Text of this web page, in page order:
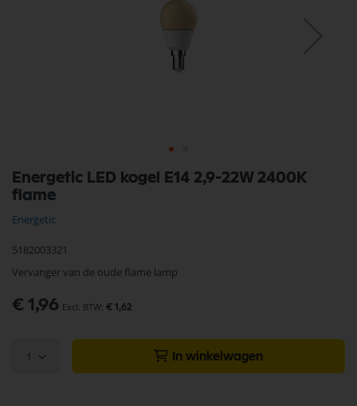
Energetic LED kogel E14 2,9-22W 2400K
flame
Energetic
5182003321
Vervanger van de oude flame lamp
€ 1,96 € 1,62
1 In winkelwagen
naar
het
van
afbeeldingen-
gallerij